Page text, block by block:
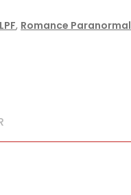
LPF, Romance Paranormal